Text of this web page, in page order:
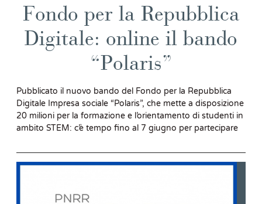
Fondo per la Repubblica
Digitale: online il bando
“Polaris”
Pubblicato il nuovo bando del Fondo per la Repubblica
Digitale Impresa sociale “Polaris”, che mette a disposizione
20 milioni per la formazione e l’orientamento di studenti in
ambito STEM: c’è tempo fino al 7 giugno per partecipare